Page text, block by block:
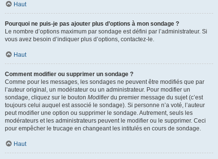
Haut
Pourquoi ne puis-je pas ajouter plus d’options à mon sondage ?
Le nombre d’options maximum par sondage est défini par l’administrateur. Si
vous avez besoin d’indiquer plus d’options, contactez-le.
Haut
Comment modifier ou supprimer un sondage ?
Comme pour les messages, les sondages ne peuvent être modifiés que par
l’auteur original, un modérateur ou un administrateur. Pour modifier un
sondage, cliquez sur le bouton Modifierdu premier message du sujet (c’est
toujours celui auquel est associé le sondage). Si personne n’a voté, l’auteur
peut modifier une option ou supprimer le sondage. Autrement, seuls les
modérateurs et les administrateurs peuvent le modifier ou le supprimer. Ceci
pour empêcher le trucage en changeant les intitulés en cours de sondage.
Haut